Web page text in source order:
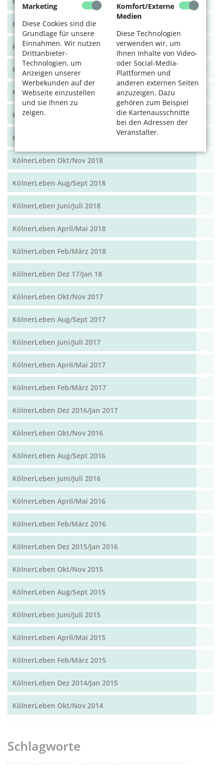
Marketing
Diese Cookies sind die
Grundlage für unsere
Einnahmen. Wir nutzen
Drittanbieter-
Technologien, um
Anzeigen unserer
Werbekunden auf der
Webseite einzustellen
und sie Ihnen zu
zeigen.
Komfort/Externe
Medien
Diese Technologien
verwenden wir, um
Ihnen Inhalte von Video-
oder Social-Media-
Plattformen und
anderen externen Seiten
anzuzeigen. Dazu
gehören zum Beispiel
die Kartenausschnitte
bei den Adressen der
Veranstalter.
KölnerLeben Okt/Nov 19
KölnerLeben Aug/Sept 2019
KölnerLeben Juni/Juli 2019
KölnerLeben April/Mai 2019
KölnerLeben Feb/März 2019
KölnerLeben Dez 18/Jan 19
KölnerLeben Okt/Nov 2018
KölnerLeben Aug/Sept 2018
KölnerLeben Juni/Juli 2018
KölnerLeben April/Mai 2018
KölnerLeben Feb/März 2018
KölnerLeben Dez 17/Jan 18
KölnerLeben Okt/Nov 2017
KölnerLeben Aug/Sept 2017
KölnerLeben Juni/Juli 2017
KölnerLeben April/Mai 2017
KölnerLeben Feb/März 2017
KölnerLeben Dez 2016/Jan 2017
KölnerLeben Okt/Nov 2016
KölnerLeben Aug/Sept 2016
KölnerLeben Juni/Juli 2016
KölnerLeben April/Mai 2016
KölnerLeben Feb/März 2016
KölnerLeben Dez 2015/Jan 2016
KölnerLeben Okt/Nov 2015
KölnerLeben Aug/Sept 2015
KölnerLeben Juni/Juli 2015
KölnerLeben April/Mai 2015
KölnerLeben Feb/März 2015
KölnerLeben Dez 2014/Jan 2015
KölnerLeben Okt/Nov 2014
Schlagworte